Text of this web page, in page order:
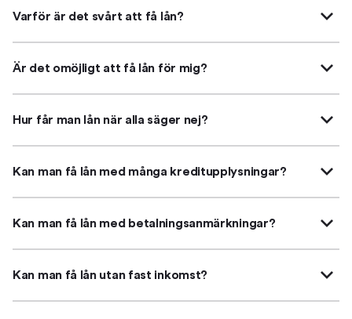
Varför är det svårt att få lån?
Är det omöjligt att få lån för mig?
Hur får man lån när alla säger nej?
Kan man få lån med många kreditupplysningar?
Kan man få lån med betalningsanmärkningar?
Kan man få lån utan fast inkomst?